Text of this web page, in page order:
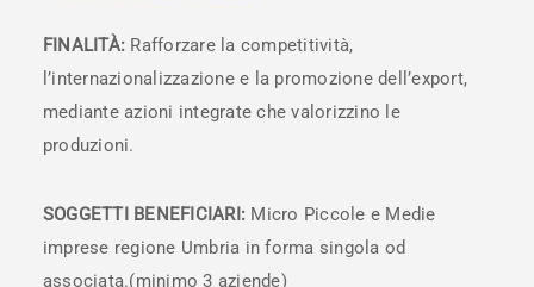
FINALITÀ: Rafforzare la competitività,
l’internazionalizzazione e la promozione dell’export,
mediante azioni integrate che valorizzino le
produzioni.
SOGGETTI BENEFICIARI: Micro Piccole e Medie
imprese regione Umbria in forma singola od
associata.(minimo 3 aziende)